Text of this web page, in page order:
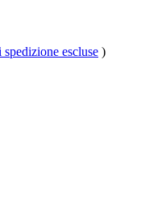
spedizione escluse )